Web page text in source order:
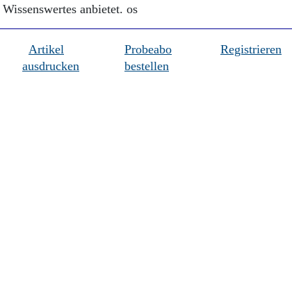
anbietet. os
Artikel
ausdrucken
Probeabo
bestellen
Registrieren